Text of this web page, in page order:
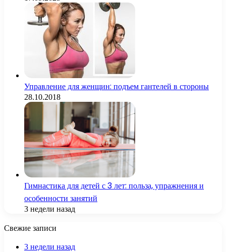
Управление для женщин: подъем гантелей в стороны
28.10.2018
Гимнастика для детей с 3 лет: польза, упражнения и
особенности занятий
3 недели назад
Свежие записи
3 недели назад